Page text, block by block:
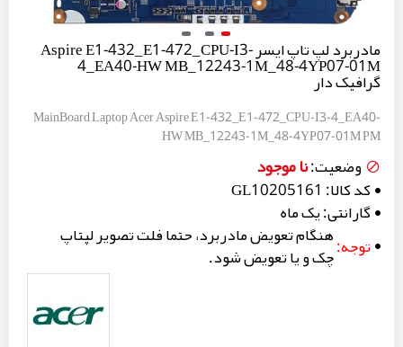
مادربرد لپ تاپ ایسر Aspire E1-432_E1-472_CPU-I3-
4_EA40-HW MB_12243-1M_48-4YP07-01M
گرافیک دار
MainBoard Laptop Acer Aspire E1-432_E1-472_CPU-I3-4_EA40-
HW MB_12243-1M_48-4YP07-01M PM
وضعیت:نا موجود
کد کالا: GL10205161
گارانتی:یک ماه
توجه:هنگام تعویض مادربرد، حتما فلت تصویر لپتاپ
چک و یا تعویض شود.